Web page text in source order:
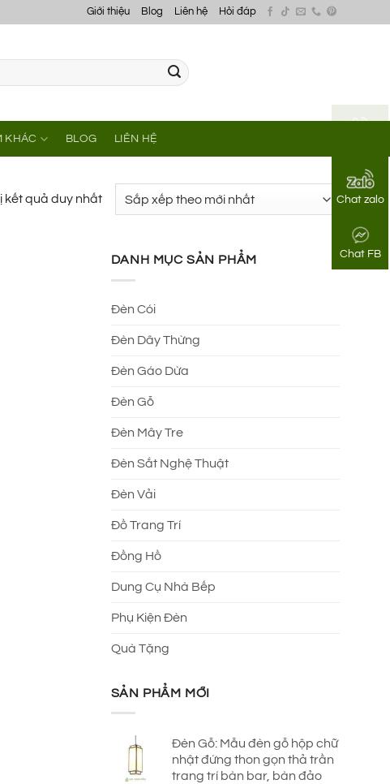
Chat zalo
Chat FB
Giới thiệu Blog Liên hệ Hỏi đáp
KHÁC BLOG LIÊN HỆ
kết quả duy nhất
DANH MỤC SẢN PHẨM
Đèn Cói
Đèn Dây Thừng
Đèn Gáo Dừa
Đèn Gỗ
Đèn Mây Tre
Đèn Sắt Nghệ Thuật
Đèn Vải
Đồ Trang Trí
Đồng Hồ
Dung Cụ Nhà Bếp
Phụ Kiện Đèn
Quà Tặng
SẢN PHẨM MỚI
Đèn Gỗ: Mẫu đèn gỗ hộp chữ
nhật đứng thon gọn thả trần
trang trí bàn bar, bàn đảo